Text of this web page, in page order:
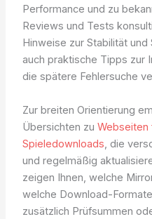
Performance und zu
Reviews und Tests
Hinweise zur Stabilität
auch praktische Tipps zur
die spätere Fehlersuche
Zur breiten Orientierung
Übersichten zu Webseiten
Spieledownloads, die
und regelmäßig
zeigen Ihnen, welche
welche Download-
zusätzlich Prüfsummen